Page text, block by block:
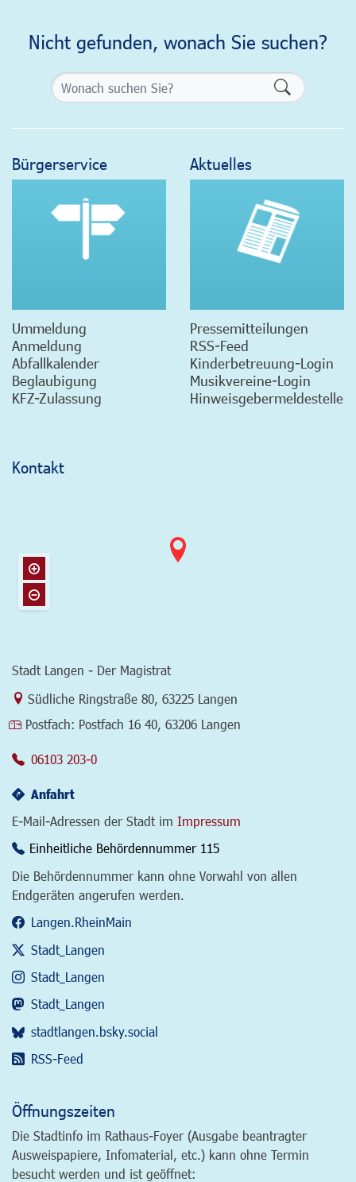
Nicht gefunden, wonach Sie suchen?
Bürgerservice
Ummeldung
Anmeldung
Abfallkalender
Beglaubigung
KFZ-Zulassung
Aktuelles
Pressemitteilungen
RSS-Feed
Kinderbetreuung-Login
Musikvereine-Login
Hinweisgebermeldestelle
Kontakt
Stadt Langen - Der Magistrat
Link zur Google-Maps Navigation
Südliche Ringstraße 80 63225 Langen
Postfach: Postfach 16 40, 63206 Langen
06103 203-0
Anfahrt
E-Mail-Adressen der Stadt im Impressum
Einheitliche Behördennummer 115
Die Behördennummer kann ohne Vorwahl von allen
Endgeräten angerufen werden.
Langen.RheinMain
Stadt_Langen
Stadt_Langen
Stadt_Langen
stadtlangen.bsky.social
RSS-Feed
Öffnungszeiten
Die Stadtinfo im Rathaus-Foyer (Ausgabe beantragter
Ausweispapiere, Infomaterial, etc.) kann ohne Termin
besucht werden und ist geöffnet: